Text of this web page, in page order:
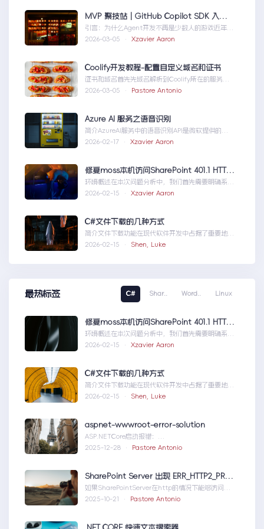
MVP 聚技站｜GitHub Copilot SDK 入门：五分钟构建你的第一个 AI Agent
引言：为什么Agent开发不再是少数人的游戏近年
来，随着人工智能技术的快速发展，AIAgen...MVP
2026-03-05 · Xzavier Aaron
Coolify开发教程-配置自定义域名和证书
证书和域名首先先域名解析到Coolify所在的服务
器，然后获取你的证书NGINX版本的，这里就不
2026-03-05 · Pastore Antonio
Azure AI 服务之语音识别
简介AzureAI服务中的语音识别API是微软提供的一
项先进技术，旨在帮助开发者轻松实现语...AzureAI
2026-02-17 · Xzavier Aaron
修复moss本机访问SharePoint 401.1 HTTP错误
环境概述在本次问题分析中，我们首先需要明确系统
的运行环境。了解环境配置不仅能帮助我们定位问
2026-02-15 · Xzavier Aaron
C#文件下载的几种方式
简介文件下载功能在现代软件开发中占据了重要地
位，无论是为用户提供资源、分发文档，还是实现数
2026-02-15 · Shen, Luke
最热标签 C# Shar.. Word.. Linux
修复moss本机访问SharePoint 401.1 HTTP错误
环境概述在本次问题分析中，我们首先需要明确系统
的运行环境。了解环境配置不仅能帮助我们定位问
2026-02-15 · Xzavier Aaron
C#文件下载的几种方式
简介文件下载功能在现代软件开发中占据了重要地
位，无论是为用户提供资源、分发文档，还是实现数
2026-02-15 · Shen, Luke
aspnet-wwwroot-error-solution
ASP.NETCore启动报错：
DirectoryNotFoundExceptionwwwroo...aspnet-
2025-12-28 · Pastore Antonio
SharePoint Server 出现 ERR_HTTP2_PROTOCOL_ERROR
如果SharePointServer在http的情况下能够访问，
但是在https下不能访问报错如...SharePointServer
2025-10-21 · Pastore Antonio